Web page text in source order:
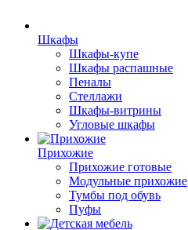
Шкафы
Шкафы-купе
Шкафы распашные
Пеналы
Стеллажи
Шкафы-витрины
Угловые шкафы
Прихожие
Прихожие готовые
Модульные прихожие
Тумбы под обувь
Пуфы